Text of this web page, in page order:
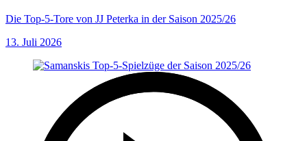
Die Top-5-Tore von JJ Peterka in der Saison 2025/26
13. Juli 2026